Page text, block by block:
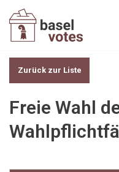
Zum
Zurück zur Liste
Freie Wahl